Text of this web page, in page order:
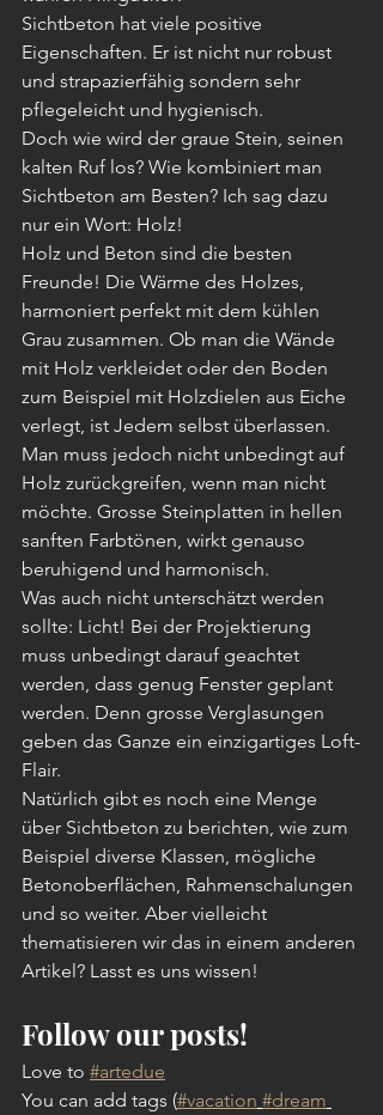
Sichtbeton hat viele positive
Eigenschaften. Er ist nicht nur robust
und strapazierfähig sondern sehr
pflegeleicht und hygienisch.
Doch wie wird der graue Stein, seinen
kalten Ruf los? Wie kombiniert man
Sichtbeton am Besten? Ich sag dazu
nur ein Wort: Holz!
Holz und Beton sind die besten
Freunde! Die Wärme des Holzes,
harmoniert perfekt mit dem kühlen
Grau zusammen. Ob man die Wände
mit Holz verkleidet oder den Boden
zum Beispiel mit Holzdielen aus Eiche
verlegt, ist Jedem selbst überlassen.
Man muss jedoch nicht unbedingt auf
Holz zurückgreifen, wenn man nicht
möchte. Grosse Steinplatten in hellen
sanften Farbtönen, wirkt genauso
beruhigend und harmonisch.
Was auch nicht unterschätzt werden
sollte: Licht! Bei der Projektierung
muss unbedingt darauf geachtet
werden, dass genug Fenster geplant
werden. Denn grosse Verglasungen
geben das Ganze ein einzigartiges Loft-
Flair.
Natürlich gibt es noch eine Menge
über Sichtbeton zu berichten, wie zum
Beispiel diverse Klassen, mögliche
Betonoberflächen, Rahmenschalungen
und so weiter. Aber vielleicht
thematisieren wir das in einem anderen
Artikel? Lasst es uns wissen!
Follow our posts!
Love to #artedue
You can add tags (#vacation #dream